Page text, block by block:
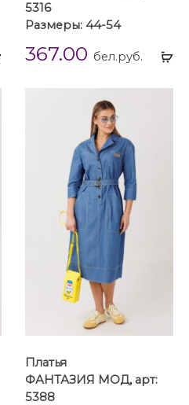
Выбрать
5316
Размеры: 44-54
367.00 бел.руб.
Платья
ФАНТАЗИЯ МОД, арт:
5388